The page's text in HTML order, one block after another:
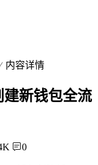
内容详情
新钱包全流
0